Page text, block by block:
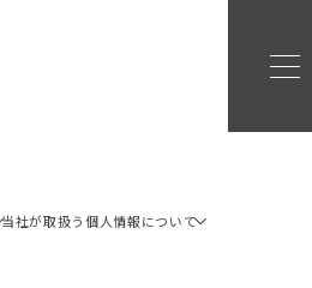
当社が取扱う個人情報について